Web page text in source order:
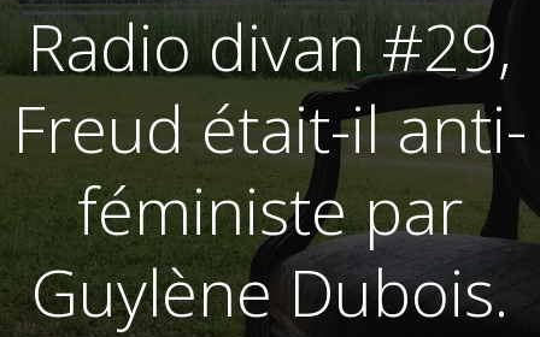
Radio divan #29,
Freud était-il anti-
féministe par
Guylène Dubois.